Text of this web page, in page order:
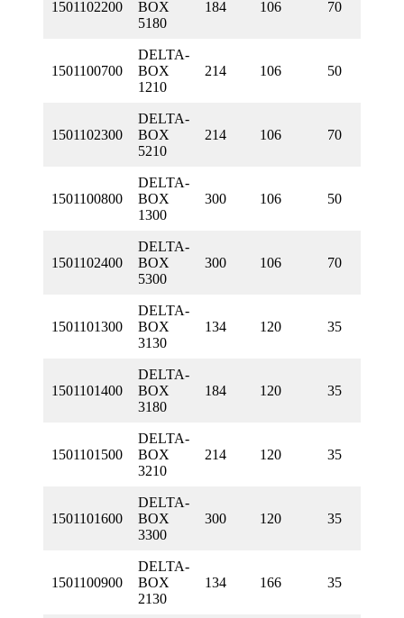
1501102200
BOX
5180
184 106 70
1501100700
DELTA-
BOX
1210
214 106 50
1501102300
DELTA-
BOX
5210
214 106 70
1501100800
DELTA-
BOX
1300
300 106 50
1501102400
DELTA-
BOX
5300
300 106 70
1501101300
DELTA-
BOX
3130
134 120 35
1501101400
DELTA-
BOX
3180
184 120 35
1501101500
DELTA-
BOX
3210
214 120 35
1501101600
DELTA-
BOX
3300
300 120 35
1501100900
DELTA-
BOX
2130
134 166 35